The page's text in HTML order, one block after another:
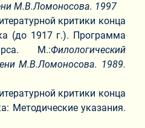
М.В.Ломоносова. 1997
критики конца
(до 1917 г.). Программа
М.:Филологический
М.В.Ломоносова. 1989.
критики конца
Методические указания.